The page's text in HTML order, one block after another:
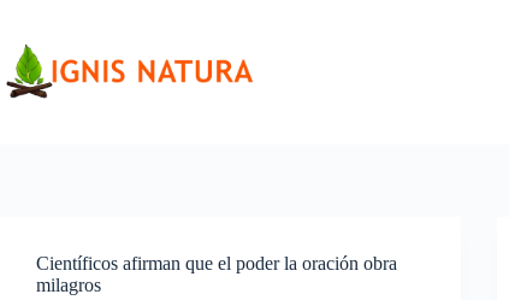
contenido
Científicos afirman que el poder la oración obra
milagros